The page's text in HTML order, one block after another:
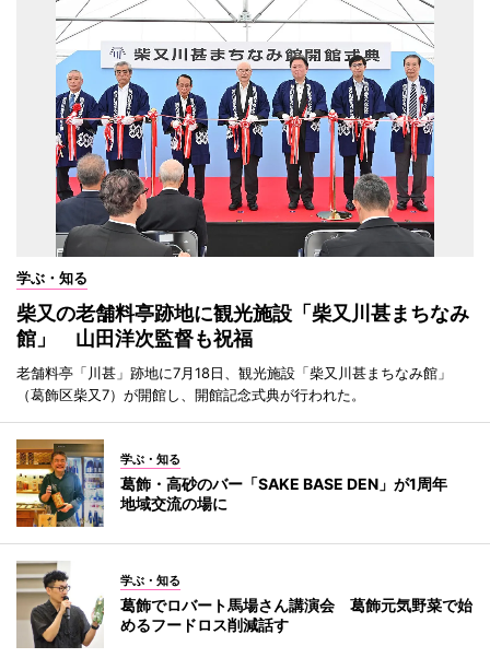
学ぶ・知る
柴又の老舗料亭跡地に観光施設「柴又川甚まちなみ
館」 山田洋次監督も祝福
老舗料亭「川甚」跡地に7月18日、観光施設「柴又川甚まちなみ館」
（葛飾区柴又7）が開館し、開館記念式典が行われた。
学ぶ・知る
葛飾・高砂のバー「SAKE BASE DEN」が1周年
地域交流の場に
学ぶ・知る
葛飾でロバート馬場さん講演会 葛飾元気野菜で始
めるフードロス削減話す